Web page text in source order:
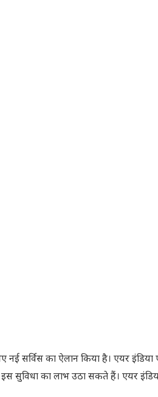
सर्विस का ऐलान किया है। एयर
इस सुविधा का लाभ उठा सकते हैं। एयर